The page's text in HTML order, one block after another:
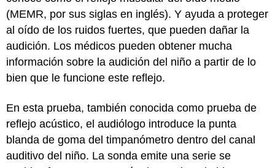
(MEMR, por sus siglas en inglés). Y ayuda a proteger
al oído de los ruidos fuertes, que pueden dañar la
audición. Los médicos pueden obtener mucha
información sobre la audición del niño a partir de lo
bien que le funcione este reflejo.
En esta prueba, también conocida como prueba de
reflejo acústico, el audiólogo introduce la punta
blanda de goma del timpanómetro dentro del canal
auditivo del niño. La sonda emite una serie se